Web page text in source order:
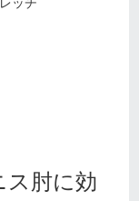
ッチ
ス肘に効